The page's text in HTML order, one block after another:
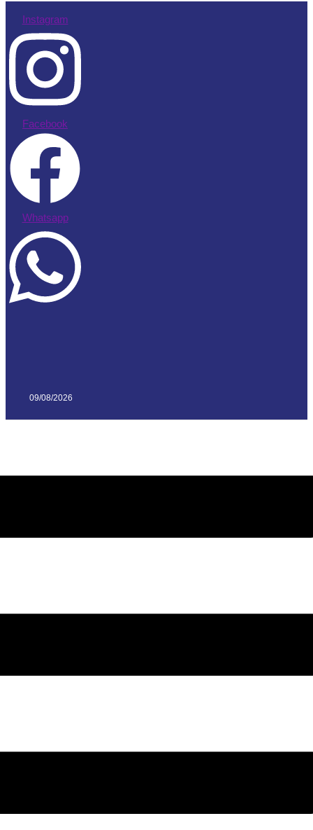
Instagram
Facebook
Whatsapp
09/08/2026